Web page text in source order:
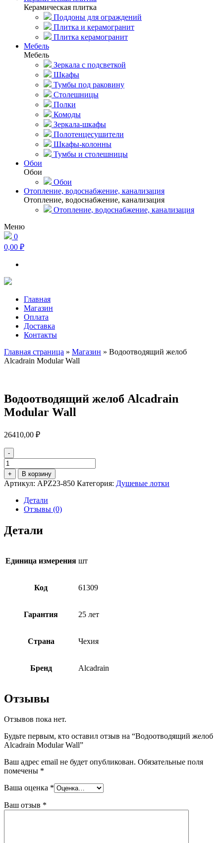
Керамическая плитка
Поддоны для ограждений
Плитка и керамогранит
Плитка керамогранит
Мебель
Мебель
Зеркала с подсветкой
Шкафы
Тумбы под раковину
Столешницы
Полки
Комоды
Зеркала-шкафы
Полотенцесушители
Шкафы-колонны
Тумбы и столешницы
Обои
Обои
Обои
Отопление, водоснабжение, канализация
Отопление, водоснабжение, канализация
Отопление, водоснабжение, канализация
Меню
0
0,00 ₽
Главная
Магазин
Оплата
Доставка
Контакты
Главная страница » Магазин » Водоотводящий желоб
Alcadrain Modular Wall
Водоотводящий желоб Alcadrain
Modular Wall
26410,00 ₽
-
Количество
товара
Водоотводящий
желоб
Alcadrain
Modular
+ В корзину
Артикул: APZ23-850 Категория: Душевые лотки
Детали
Отзывы (0)
Детали
Единица измерения шт
Код 61309
Гарантия 25 лет
Страна Чехия
Бренд Alcadrain
Отзывы
Отзывов пока нет.
Будьте первым, кто оставил отзыв на “Водоотводящий желоб
Alcadrain Modular Wall”
Ваш адрес email не будет опубликован. Обязательные поля
помечены *
Ваша оценка *
Ваш отзыв *